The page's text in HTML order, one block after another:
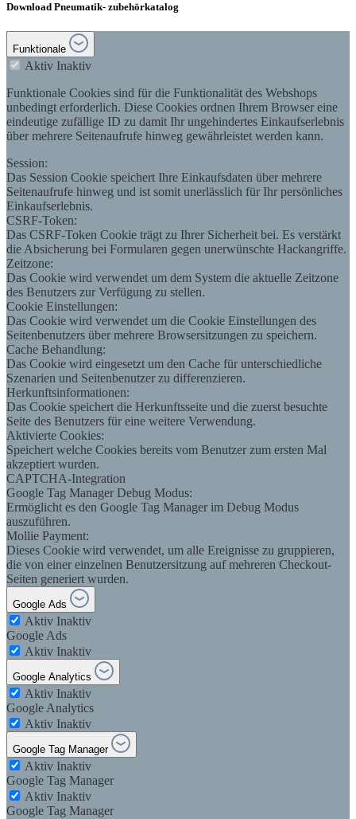
Download Pneumatik- zubehörkatalog
Funktionale
Aktiv Inaktiv
Funktionale Cookies sind für die Funktionalität des Webshops
unbedingt erforderlich. Diese Cookies ordnen Ihrem Browser eine
eindeutige zufällige ID zu damit Ihr ungehindertes Einkaufserlebnis
über mehrere Seitenaufrufe hinweg gewährleistet werden kann.
Session:
Das Session Cookie speichert Ihre Einkaufsdaten über mehrere
Seitenaufrufe hinweg und ist somit unerlässlich für Ihr persönliches
Einkaufserlebnis.
CSRF-Token:
Das CSRF-Token Cookie trägt zu Ihrer Sicherheit bei. Es verstärkt
die Absicherung bei Formularen gegen unerwünschte Hackangriffe.
Zeitzone:
Das Cookie wird verwendet um dem System die aktuelle Zeitzone
des Benutzers zur Verfügung zu stellen.
Cookie Einstellungen:
Das Cookie wird verwendet um die Cookie Einstellungen des
Seitenbenutzers über mehrere Browsersitzungen zu speichern.
Cache Behandlung:
Das Cookie wird eingesetzt um den Cache für unterschiedliche
Szenarien und Seitenbenutzer zu differenzieren.
Herkunftsinformationen:
Das Cookie speichert die Herkunftsseite und die zuerst besuchte
Seite des Benutzers für eine weitere Verwendung.
Aktivierte Cookies:
Speichert welche Cookies bereits vom Benutzer zum ersten Mal
akzeptiert wurden.
CAPTCHA-Integration
Google Tag Manager Debug Modus:
Ermöglicht es den Google Tag Manager im Debug Modus
auszuführen.
Mollie Payment:
Dieses Cookie wird verwendet, um alle Ereignisse zu gruppieren,
die von einer einzelnen Benutzersitzung auf mehreren Checkout-
Seiten generiert wurden.
Google Ads
Aktiv Inaktiv
Google Ads
Aktiv Inaktiv
Google Analytics
Aktiv Inaktiv
Google Analytics
Aktiv Inaktiv
Google Tag Manager
Aktiv Inaktiv
Google Tag Manager
Aktiv Inaktiv
Google Tag Manager